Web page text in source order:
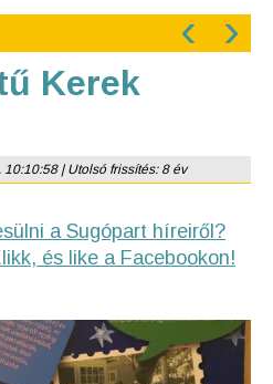
‹ ›
Kerek
| Utolsó frissítés: 8 év
a Sugópart híreiről?
és like a Facebookon!